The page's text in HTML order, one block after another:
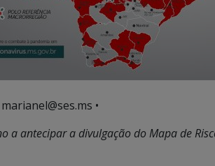
•
a antecipar a divulgação do Mapa de